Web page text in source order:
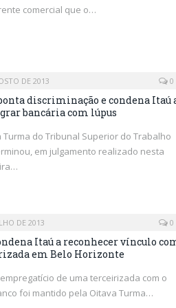
comercial que o…
DE 2013 0
discriminação e condena Itaú
bancária com lúpus
Turma do Tribunal Superior do Trabalho
em julgamento realizado nesta
DE 2013 0
Itaú a reconhecer vínculo
em Belo Horizonte
de uma terceirizada com o
foi mantido pela Oitava Turma…